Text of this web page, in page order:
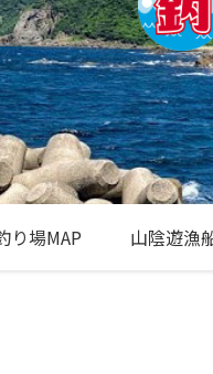
り場MAP 山陰遊漁